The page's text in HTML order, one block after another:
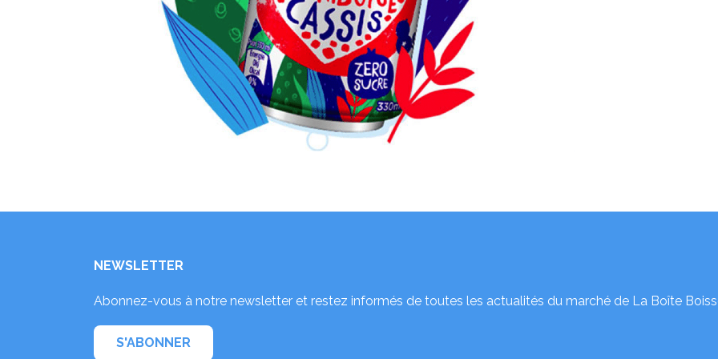
NEWSLETTER
Abonnez-vous à notre newsletter et restez informés de toutes les actualités du marché de La Boîte
S'ABONNER